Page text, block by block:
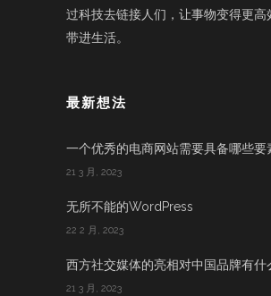
过科技去链接人们，让事物变得更高
带进生活。
最新想法
一个优秀的电商网站需要具备哪些要
21 3 月, 2023
无所不能的WordPress
22 2 月, 2023
西方社交媒体的亮相对中国品牌有什
21 3 月, 2023